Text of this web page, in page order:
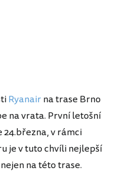
Ryanairna trase Brno
na vrata. První letošní
v rámci
je v tuto chvíli nejlepší
na této trase.